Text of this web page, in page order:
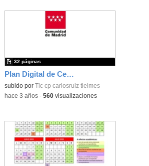
Plan Digital de Centro (CARLOS RUIZ)
subido por Tic cp carlosruiz tielmes
32 páginas
-hace 3 años- 560visualizaciones